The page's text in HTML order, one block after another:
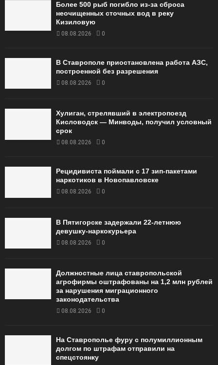
Более 500 рыб погибло из-за сброса
неочищенных сточных вод в реку
Кизиловую
08.08.2026 0
В Ставрополе приостановлена работа АЗС,
построенной без разрешения
08.08.2026 0
Хулиган, стрелявший в электропоезд
Кисловодск — Минводы, получил условный
срок
08.08.2026 0
Рецидивиста поймали с 17 зип-пакетами
наркотиков в Новопавловске
08.08.2026 0
В Пятигорске задержали 22-летнюю
девушку-наркокурьера
08.08.2026 0
Должностные лица ставропольской
агрофирмы оштрафованы на 1,2 млн рублей
за нарушения миграционного
законодательства
08.08.2026 0
На Ставрополье фуру с полумиллионным
долгом по штрафам отправили на
спецстоянку